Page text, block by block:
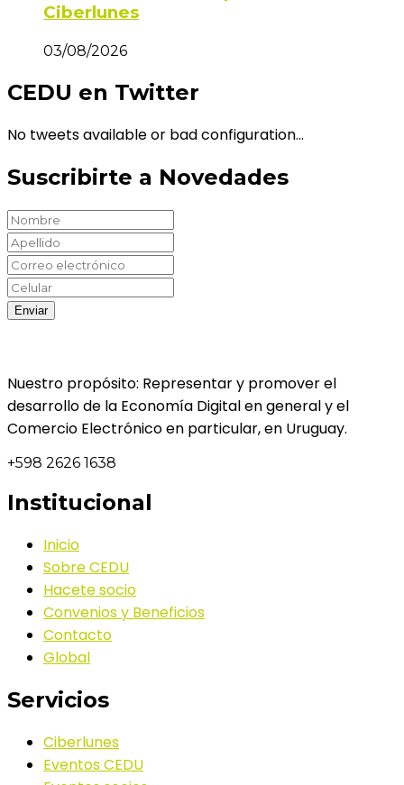
Ciberlunes
03/08/2026
CEDU en Twitter
No tweets available or bad configuration...
Suscribirte a Novedades
Nuestro propósito: Representar y promover el
desarrollo de la Economía Digital en general y el
Comercio Electrónico en particular, en Uruguay.
+598 2626 1638
Institucional
Inicio
Sobre CEDU
Hacete socio
Convenios y Beneficios
Contacto
Global
Servicios
Ciberlunes
Eventos CEDU